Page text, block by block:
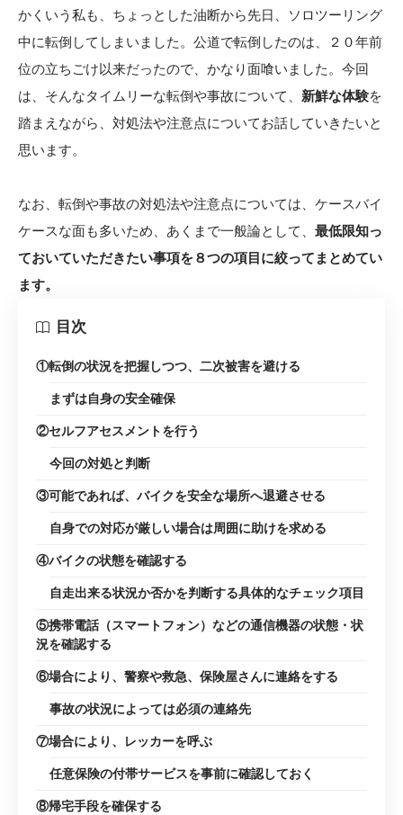
かくいう私も、ちょっとした油断から先日、ソロツーリング
中に転倒してしまいました。公道で転倒したのは、２０年前
位の立ちごけ以来だったので、かなり面喰いました。今回
は、そんなタイムリーな転倒や事故について、 新鮮な体験を
踏まえながら、対処法や注意点についてお話していきたいと
思います。
なお、転倒や事故の対処法や注意点については、ケースバイ
ケースな面も多いため、あくまで一般論として、 最低限知っ
ておいていただきたい事項を８つの項目に絞ってまとめてい
ます。
目次
①転倒の状況を把握しつつ、二次被害を避ける
まずは自身の安全確保
②セルフアセスメントを行う
今回の対処と判断
③可能であれば、バイクを安全な場所へ退避させる
自身での対応が厳しい場合は周囲に助けを求める
④バイクの状態を確認する
自走出来る状況か否かを判断する具体的なチェック項目
⑤携帯電話（スマートフォン）などの通信機器の状態・状
況を確認する
⑥場合により、警察や救急、保険屋さんに連絡をする
事故の状況によっては必須の連絡先
⑦場合により、レッカーを呼ぶ
任意保険の付帯サービスを事前に確認しておく
⑧帰宅手段を確保する